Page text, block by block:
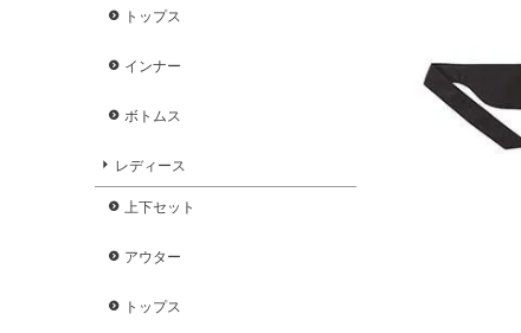
トップス
インナー
ボトムス
レディース
上下セット
アウター
トップス